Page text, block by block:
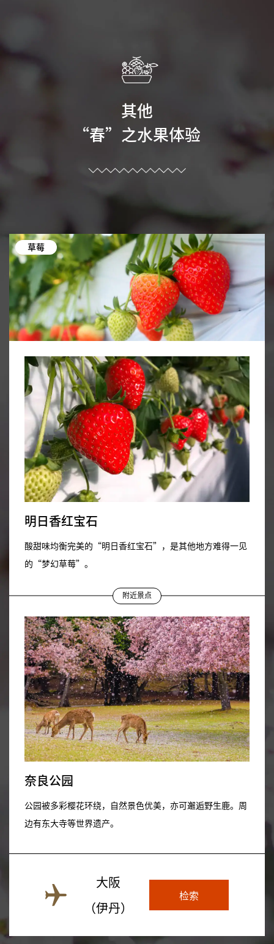
其他
“春”之水果体验
草莓
明日香红宝石
酸甜味均衡完美的“明日香红宝石”，是其他地方难得一见
的“梦幻草莓”。
附近景点
奈良公园
公园被多彩樱花环绕，自然景色优美，亦可邂逅野生鹿。周
边有东大寺等世界遗产。
大阪
（伊丹）
检索